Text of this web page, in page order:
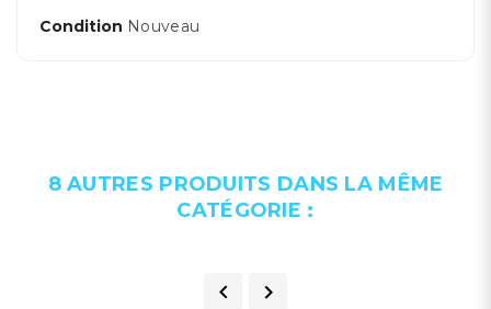
Condition Nouveau
8 AUTRES PRODUITS DANS LA MÊME
CATÉGORIE :
 